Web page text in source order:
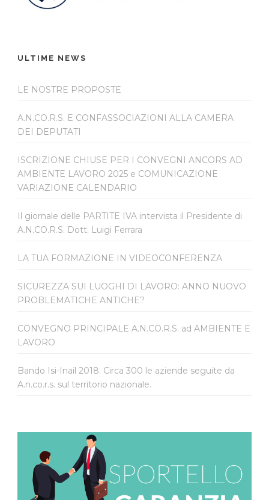
ULTIME NEWS
LE NOSTRE PROPOSTE
A.N.CO.R.S. E CONFASSOCIAZIONI ALLA CAMERA
DEI DEPUTATI
ISCRIZIONE CHIUSE PER I CONVEGNI ANCORS AD
AMBIENTE LAVORO 2025 e COMUNICAZIONE
VARIAZIONE CALENDARIO
Il giornale delle PARTITE IVA intervista il Presidente di
A.N.CO.R.S. Dott. Luigi Ferrara
LA TUA FORMAZIONE IN VIDEOCONFERENZA
SICUREZZA SUI LUOGHI DI LAVORO: ANNO NUOVO
PROBLEMATICHE ANTICHE?
CONVEGNO PRINCIPALE A.N.CO.R.S. ad AMBIENTE E
LAVORO
Bando Isi-Inail 2018. Circa 300 le aziende seguite da
A.n.co.r.s. sul territorio nazionale.